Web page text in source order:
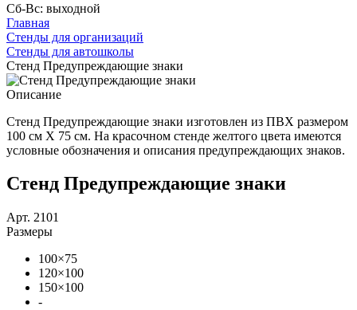
Сб-Вс: выходной
Главная
Стенды для организаций
Стенды для автошколы
Стенд Предупреждающие знаки
Описание
Стенд Предупреждающие знаки изготовлен из ПВХ размером
100 см Х 75 см. На красочном стенде желтого цвета имеются
условные обозначения и описания предупреждающих знаков.
Стенд Предупреждающие знаки
Арт. 2101
Размеры
100×75
120×100
150×100
-